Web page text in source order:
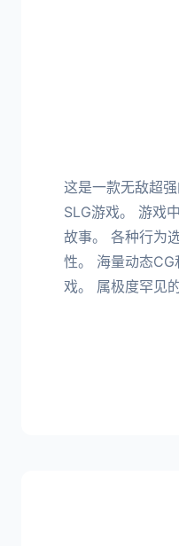
这是一款无敌超
SLG游戏。 游戏
故事。 各种行为
性。 海量动态
戏。 属极度罕见